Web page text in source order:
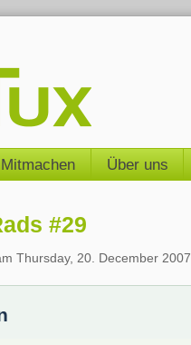
Mitmachen Über uns
#29
Thursday, 20. December 2007